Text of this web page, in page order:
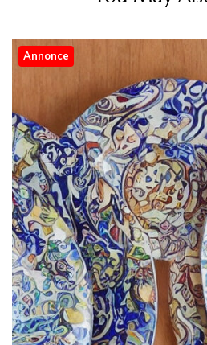
Annonce